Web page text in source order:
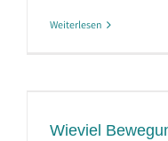
Weiterlesen
Wieviel